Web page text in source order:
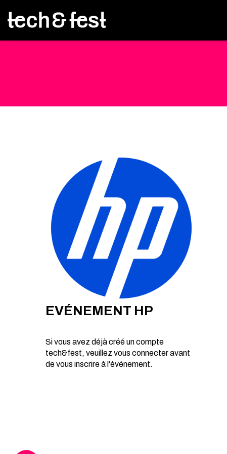
EVÉNEMENT HP
Si vous avez déjà créé un compte
tech&fest, veuillez vous connecter avant
de vous inscrire à l'événement.